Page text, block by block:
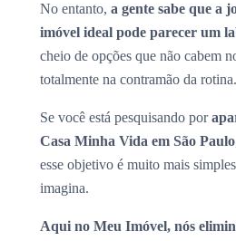
No entanto, a gente sabe que a
imóvel ideal pode parecer um
cheio de opções que não cabem
totalmente na contramão da rotina.
Se você está pesquisando por
Casa Minha Vida em São Paulo
esse objetivo é muito mais
imagina.
Aqui no Meu Imóvel, nós